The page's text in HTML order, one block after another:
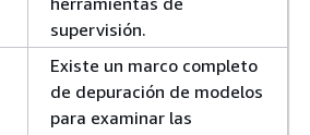
supervisión.
Existe un marco completo
de depuración de modelos
para examinar las